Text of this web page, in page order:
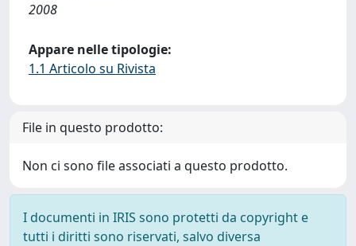
2008
Appare nelle tipologie:
1.1 Articolo su Rivista
File in questo prodotto:
Non ci sono file associati a questo prodotto.
I documenti in IRIS sono protetti da copyright e
tutti i diritti sono riservati, salvo diversa